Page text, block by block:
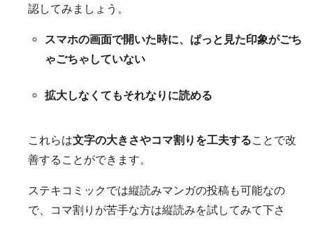
認してみましょう。
スマホの画面で開いた時に、ぱっと見た印象がごち
ゃごちゃしていない
拡大しなくてもそれなりに読める
これらは文字の大きさやコマ割りを工夫することで改
善することができます。
ステキコミックでは縦読みマンガの投稿も可能なの
で、コマ割りが苦手な方は縦読みを試してみて下さ